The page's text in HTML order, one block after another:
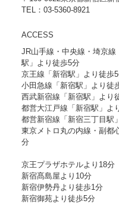
TEL：03-5360-8921
ACCESS
JR山手線・中央線・埼京
駅」より徒歩5分
京王線「新宿駅」より徒歩
小田急線「新宿駅」より徒
西武新宿線「新宿駅」より
都営大江戸線「新宿駅」よ
都営新宿線「新宿三丁目駅
東京メトロ丸の内線・副都
分
京王プラザホテルより18分
新宿髙島屋より10分
新宿伊勢丹より徒歩1分
新宿御苑より徒歩5分